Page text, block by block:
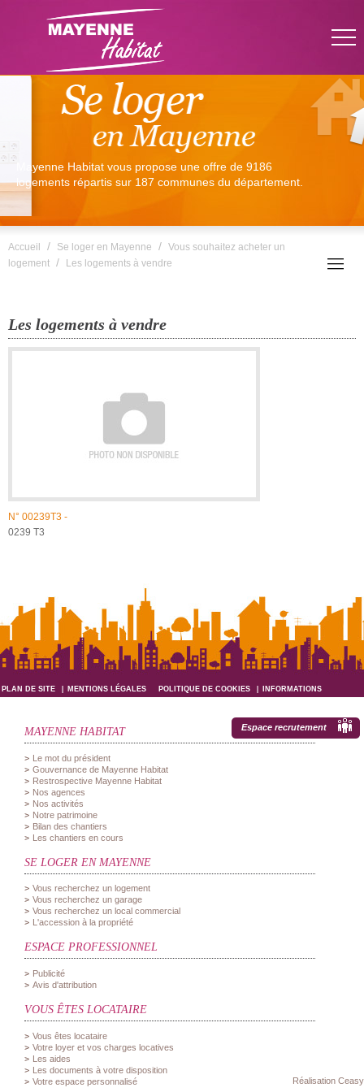
Mayenne Habitat vous propose une offre de 9186
logements répartis sur 187 communes du département.
Accueil / Se loger en Mayenne /
Vous souhaitez acheter un
logement
/ Les logements à vendre
Les logements à vendre
N° 00239T3 -
0239 T3
PLAN DE SITE MENTIONS LÉGALES POLITIQUE DE COOKIES
INFORMATIONS
MAYENNE HABITAT
Le mot du président
Gouvernance de Mayenne Habitat
Restrospective Mayenne Habitat
Nos agences
Nos activités
Notre patrimoine
Bilan des chantiers
Les chantiers en cours
SE LOGER EN MAYENNE
Vous recherchez un logement
Vous recherchez un garage
Vous recherchez un local commercial
L'accession à la propriété
ESPACE PROFESSIONNEL
Publicité
Avis d'attribution
Espace recrutement
VOUS ÊTES LOCATAIRE
Vous êtes locataire
Votre loyer et vos charges locatives
Les aides
Les documents à votre disposition
Votre espace personnalisé
Réalisation Ceasy